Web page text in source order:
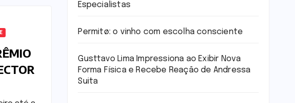
Especialistas
Permitø: o vinho com escolha consciente
Gusttavo Lima Impressiona ao Exibir Nova
Forma Física e Recebe Reação de Andressa
Suita